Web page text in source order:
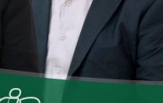
melhoria da
para a
Bombeiros, incluindo a
do SPDA (Sistema